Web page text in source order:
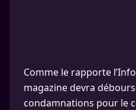
Comme le rapporte
magazine devra
condamnations pour le